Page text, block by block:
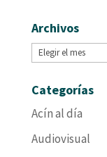
Archivos
Archivos
Categorías
Acín al día
Audiovisual